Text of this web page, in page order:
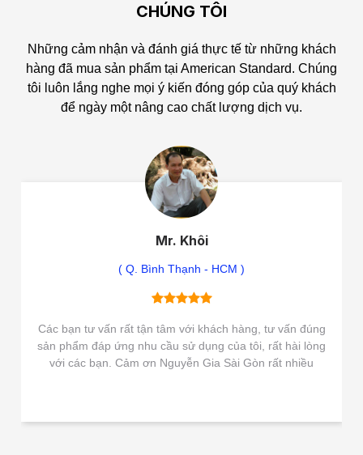
CHÚNG TÔI
Những cảm nhận và đánh giá thực tế từ những khách
hàng đã mua sản phẩm tại American Standard. Chúng
tôi luôn lắng nghe mọi ý kiến đóng góp của quý khách
để ngày một nâng cao chất lượng dịch vụ.
Mr. Khôi
( Q. Bình Thạnh - HCM )
Các bạn tư vấn rất tận tâm với khách hàng, tư vấn đúng
sản phẩm đáp ứng nhu cầu sử dụng của tôi, rất hài lòng
với các bạn. Cảm ơn Nguyễn Gia Sài Gòn rất nhiều